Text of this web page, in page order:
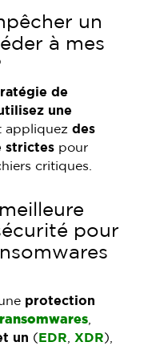
un
à mes
de
une
appliquezdes
strictes pour
critiques.
pour
protection
ransomwares,
un ( EDR,XDR),